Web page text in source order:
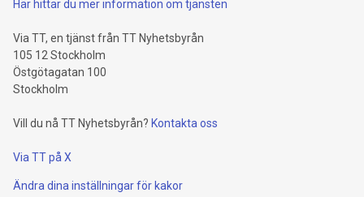
Här hittar du mer information om tjänsten
Via TT, en tjänst från TT Nyhetsbyrån
105 12 Stockholm
Östgötagatan 100
Stockholm
Vill du nå TT Nyhetsbyrån? Kontakta oss
Via TT på X
Ändra dina inställningar för kakor